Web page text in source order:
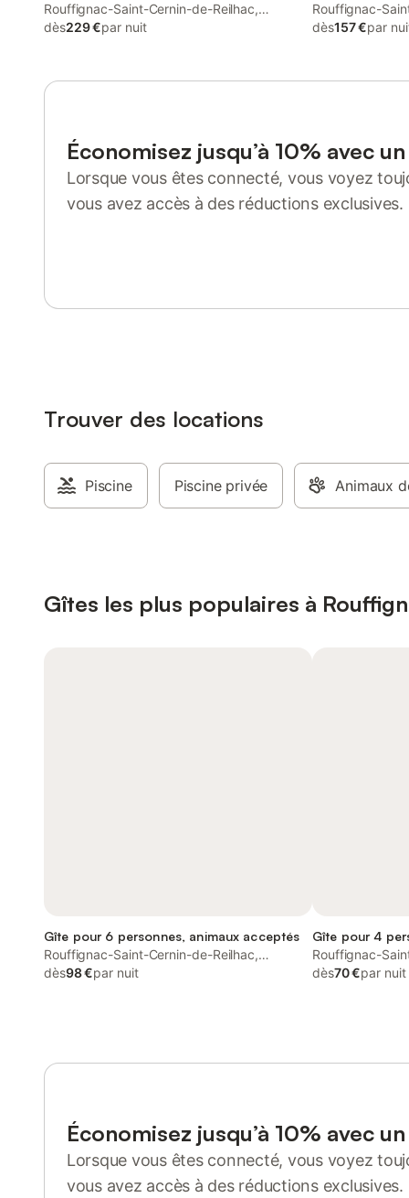
Rouffignac-Saint-Cernin-de-Reilhac,
Périgord Noir
dès229 €par nuit
Rouffignac-
Périgord Noir
dès157 €par
Économisez jusqu’à 10% avec
Lorsque vous êtes connecté, vous voyez
vous avez accès à des réductions exclusives.
Trouver des locations
Piscine Piscine privée Animaux
Gîtes les plus populaires à
Gîte pour 6 personnes, animaux acceptés
Rouffignac-Saint-Cernin-de-Reilhac,
Périgord Blanc
dès98 €par nuit
Gîte pour 4
Rouffignac-
Périgord Noir
dès70 €par nuit
Économisez jusqu’à 10% avec
Lorsque vous êtes connecté, vous voyez
vous avez accès à des réductions exclusives.